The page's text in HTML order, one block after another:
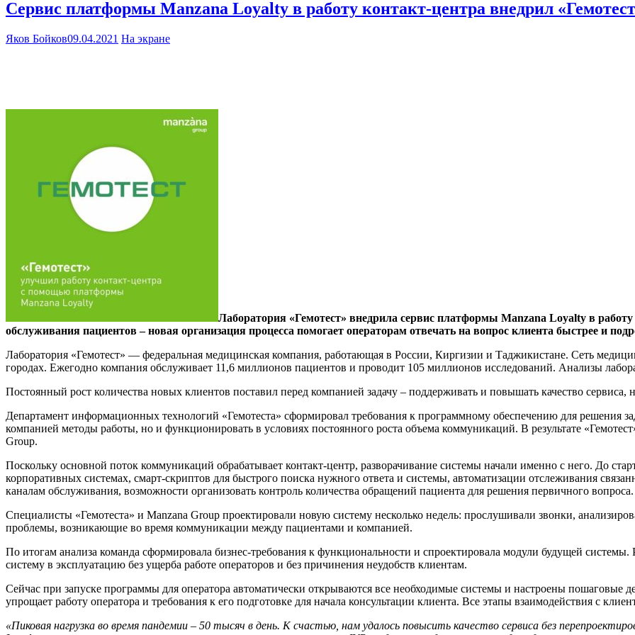
Сервис платформы Manzana Loyalty в работу контакт-центра внедрил
Яков Бойков09.04.2021 На экране
Лаборатория «Гемотест» внедрила сервис платформы Manzana Loyalty в
обслуживания пациентов – новая организация процесса помогает операторам отвечать на вопрос клиента быстрее и
Лаборатория «Гемотест» — федеральная медицинская компания, работающая в России, Киргизии и Таджикистане. Сеть
городах. Ежегодно компания обслуживает 11,6 миллионов пациентов и проводит 105 миллионов исследований. Анализы
Постоянный рост количества новых клиентов поставил перед компанией задачу – поддерживать и повышать качество сервиса,
Департамент информационных технологий «Гемотеста» сформировал требования к программному обеспечению для решения
компанией методы работы, но и функционировать в условиях постоянного роста объема коммуникаций. В результате
Group.
Поскольку основной поток коммуникаций обрабатывает контакт-центр, разворачивание системы начали именно с него. До
корпоративных системах, смарт-скриптов для быстрого поиска нужного ответа и системы, автоматизации отслеживания
каналам обслуживания, возможности организовать контроль количества обращений пациента для решения первичного вопроса.
Специалисты «Гемотеста» и Manzana Group проектировали новую систему несколько недель: прослушивали звонки,
проблемы, возникающие во время коммуникации между пациентами и компанией.
По итогам анализа команда сформировала бизнес-требования к функциональности и спроектировала модули будущей системы.
систему в эксплуатацию без ущерба работе операторов и без причинения неудобств клиентам.
Сейчас при запуске программы для оператора автоматически открываются все необходимые системы и настроены пошаговые
упрощает работу оператора и требования к его подготовке для начала консультации клиента. Все этапы взаимодействия с
«Пиковая нагрузка во время пандемии – 50 тысяч в день. К счастью, нам удалось повысить качество сервиса без